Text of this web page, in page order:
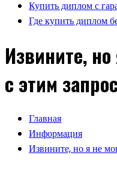
Купить диплом с
Где купить диплом
Извините,
с этим
Главная
Информация
Извините, но я не